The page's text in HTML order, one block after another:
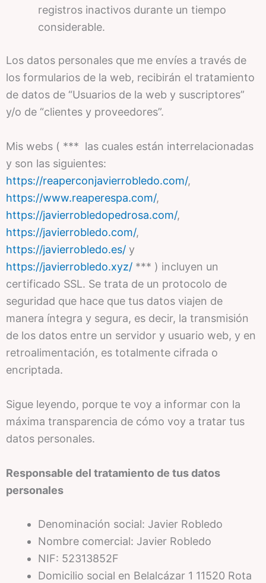
registros inactivos durante un tiempo
considerable.
Los datos personales que me envíes a través de
los formularios de la web, recibirán el tratamiento
de datos de “Usuarios de la web y suscriptores”
y/o de “clientes y proveedores”.
Mis webs ( *** las cuales están interrelacionadas
y son las siguientes:
https://reaperconjavierrobledo.com/,
https://www.reaperespa.com/,
https://javierrobledopedrosa.com/,
https://javierrobledo.com/,
https://javierrobledo.es/ y
https://javierrobledo.xyz/ *** ) incluyen un
certificado SSL. Se trata de un protocolo de
seguridad que hace que tus datos viajen de
manera íntegra y segura, es decir, la transmisión
de los datos entre un servidor y usuario web, y en
retroalimentación, es totalmente cifrada o
encriptada.
Sigue leyendo, porque te voy a informar con la
máxima transparencia de cómo voy a tratar tus
datos personales.
Responsable del tratamiento de tus datos
personales
Denominación social: Javier Robledo
Nombre comercial: Javier Robledo
NIF: 52313852F
Domicilio social en Belalcázar 1 11520 Rota